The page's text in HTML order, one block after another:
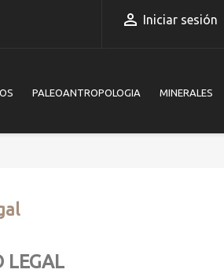
 Iniciar sesión
PALEOANTROPOLOGIA MINERALES
LEGAL